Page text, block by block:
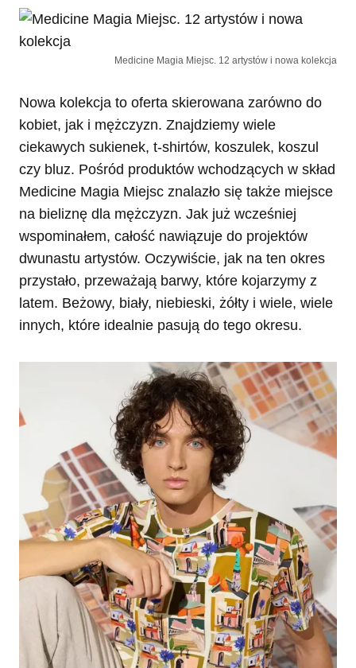
Medicine Magia Miejsc. 12 artystów i nowa kolekcja
Nowa kolekcja to oferta skierowana zarówno do
kobiet, jak i mężczyzn. Znajdziemy wiele
ciekawych sukienek, t-shirtów, koszulek, koszul
czy bluz. Pośród produktów wchodzących w skład
Medicine Magia Miejsc znalazło się także miejsce
na bieliznę dla mężczyzn. Jak już wcześniej
wspominałem, całość nawiązuje do projektów
dwunastu artystów. Oczywiście, jak na ten okres
przystało, przeważają barwy, które kojarzymy z
latem. Beżowy, biały, niebieski, żółty i wiele, wiele
innych, które idealnie pasują do tego okresu.